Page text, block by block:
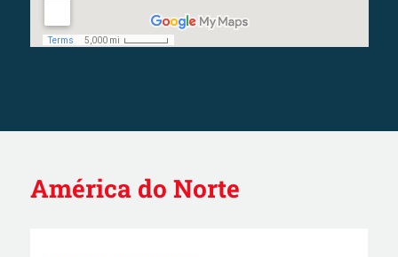
América do Norte